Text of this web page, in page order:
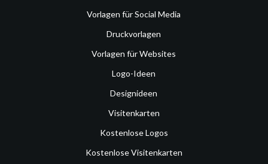
Vorlagen für Social Media
Druckvorlagen
Vorlagen für Websites
Logo-Ideen
Designideen
Visitenkarten
Kostenlose Logos
Kostenlose Visitenkarten